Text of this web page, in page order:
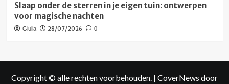
Slaap onder de sterren in je eigen tuin: ontwerpen
voor magische nachten
Giulia 28/07/2026 0
Copyright © alle rechten voorbehouden. | CoverNews door